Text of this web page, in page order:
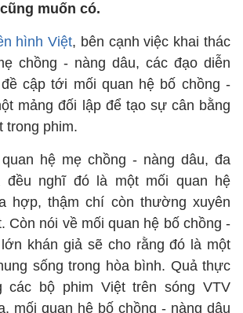
muốn có.
hình Việt, bên cạnh việc khai thác
chồng - nàng dâu, các đạo diễn
cập tới mối quan hệ bố chồng -
mảng đối lập để tạo sự cân bằng
trong phim.
hệ mẹ chồng - nàng dâu, đa
đều nghĩ đó là một mối quan hệ
hợp, thậm chí còn thường xuyên
Còn nói về mối quan hệ bố chồng -
khán giả sẽ cho rằng đó là một
sống trong hòa bình. Quả thực
các bộ phim Việt trên sóng VTV
mối quan hệ bố chồng - nàng dâu